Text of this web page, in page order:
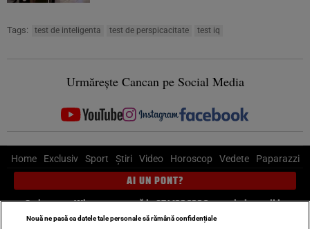
Tags: test de inteligenta test de perspicacitate test iq
Urmărește Cancan pe Social Media
Home Exclusiv Sport Știri Video Horoscop Vedete Paparazzi
AI UN PONT?
Scrie-ne pe Whatsapp, sună la 0741226226 sau trimite mail la
pont@cancan.ro
Nouă ne pasă ca datele tale personale să rămână confidențiale